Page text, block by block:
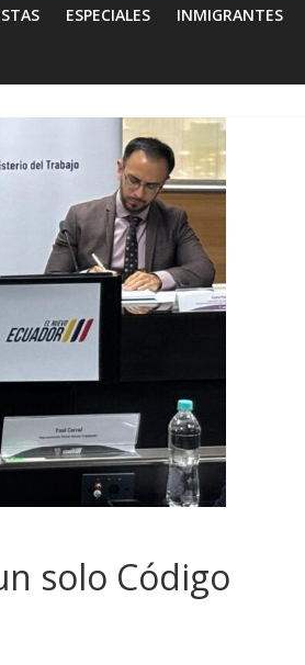
ESPECIALES INMIGRANTES
solo Código